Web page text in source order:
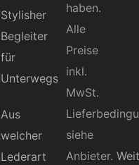
Stylisher
Begleiter
für
Unterwegs
Aus
welcher
Lederart
haben.
Alle
Preise
inkl.
MwSt.
siehe
Anbieter.